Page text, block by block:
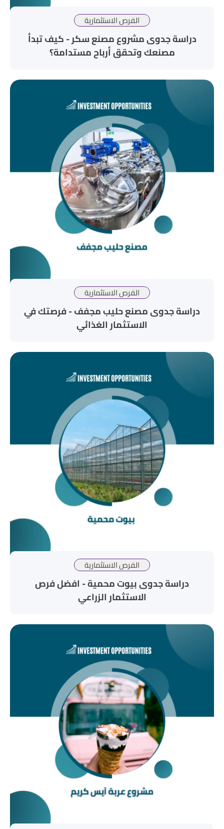
الفرص الاستثمارية
دراسة جدوى مشروع مصنع سكر - كيف تبدأ
مصنعك وتحقق أرباح مستدامة؟
الفرص الاستثمارية
دراسة جدوى مصنع حليب مجفف - فرصتك في
الاستثمار الغذائي
الفرص الاستثمارية
دراسة جدوى بيوت محمية - افضل فرص
الاستثمار الزراعي